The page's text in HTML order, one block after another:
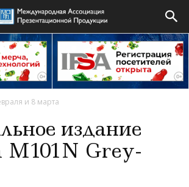
и 8 марта
издание
M101N Grey-